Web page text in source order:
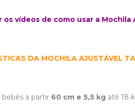
os vídeos de como usar a Mochila
DA MOCHILA AJUSTÁVEL
bebês a partir 60 cm e 5,5 kg até 18